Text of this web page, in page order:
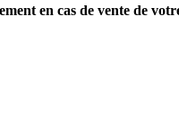
en cas de vente de